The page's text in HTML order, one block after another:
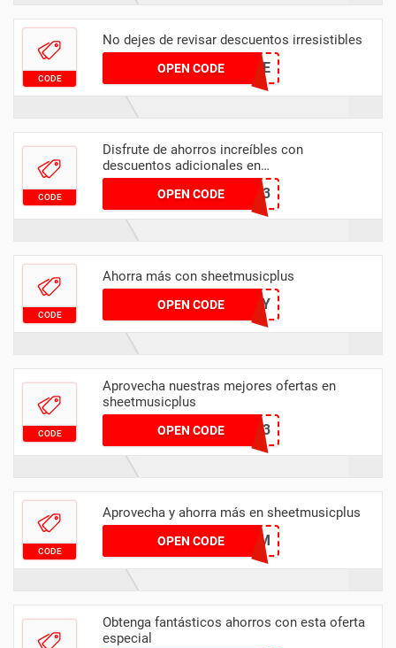
CODE
No dejes de revisar descuentos irresistibles
OPEN CODE FUGUE
CODE
Disfrute de ahorros increíbles con
descuentos adicionales en
sheetmusicplus.com
OPEN CODEMOSSO23
CODE
Ahorra más con sheetmusicplus
OPEN CODE
FOURTHOFJULY
CODE
Aprovecha nuestras mejores ofertas en
sheetmusicplus
OPEN CODERUBATO23
CODE
Aprovecha y ahorra más en sheetmusicplus
OPEN CODE6RE9KM
Obtenga fantásticos ahorros con esta oferta
especial